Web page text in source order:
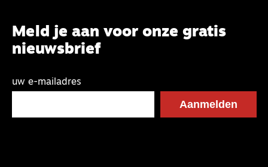
Meld je aan voor onze gratis
nieuwsbrief
uw e-mailadres